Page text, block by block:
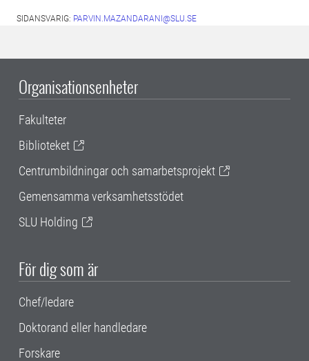
SIDANSVARIG: PARVIN.MAZANDARANI@SLU.SE
Organisationsenheter
Fakulteter
Biblioteket
Centrumbildningar och samarbetsprojekt
Gemensamma verksamhetsstödet
SLU Holding
För dig som är
Chef/ledare
Doktorand eller handledare
Forskare